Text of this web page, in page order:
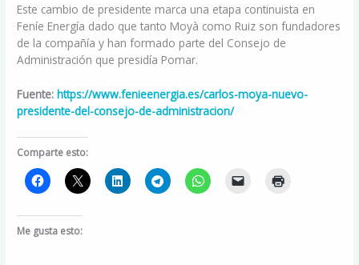
Este cambio de presidente marca una etapa continuista en
Feníe Energía dado que tanto Moyà como Ruiz son fundadores
de la compañía y han formado parte del Consejo de
Administración que presidía Pomar.
Fuente:https://www.fenieenergia.es/carlos-moya-nuevo-
presidente-del-consejo-de-administracion/
Comparte esto:
Me gusta esto: